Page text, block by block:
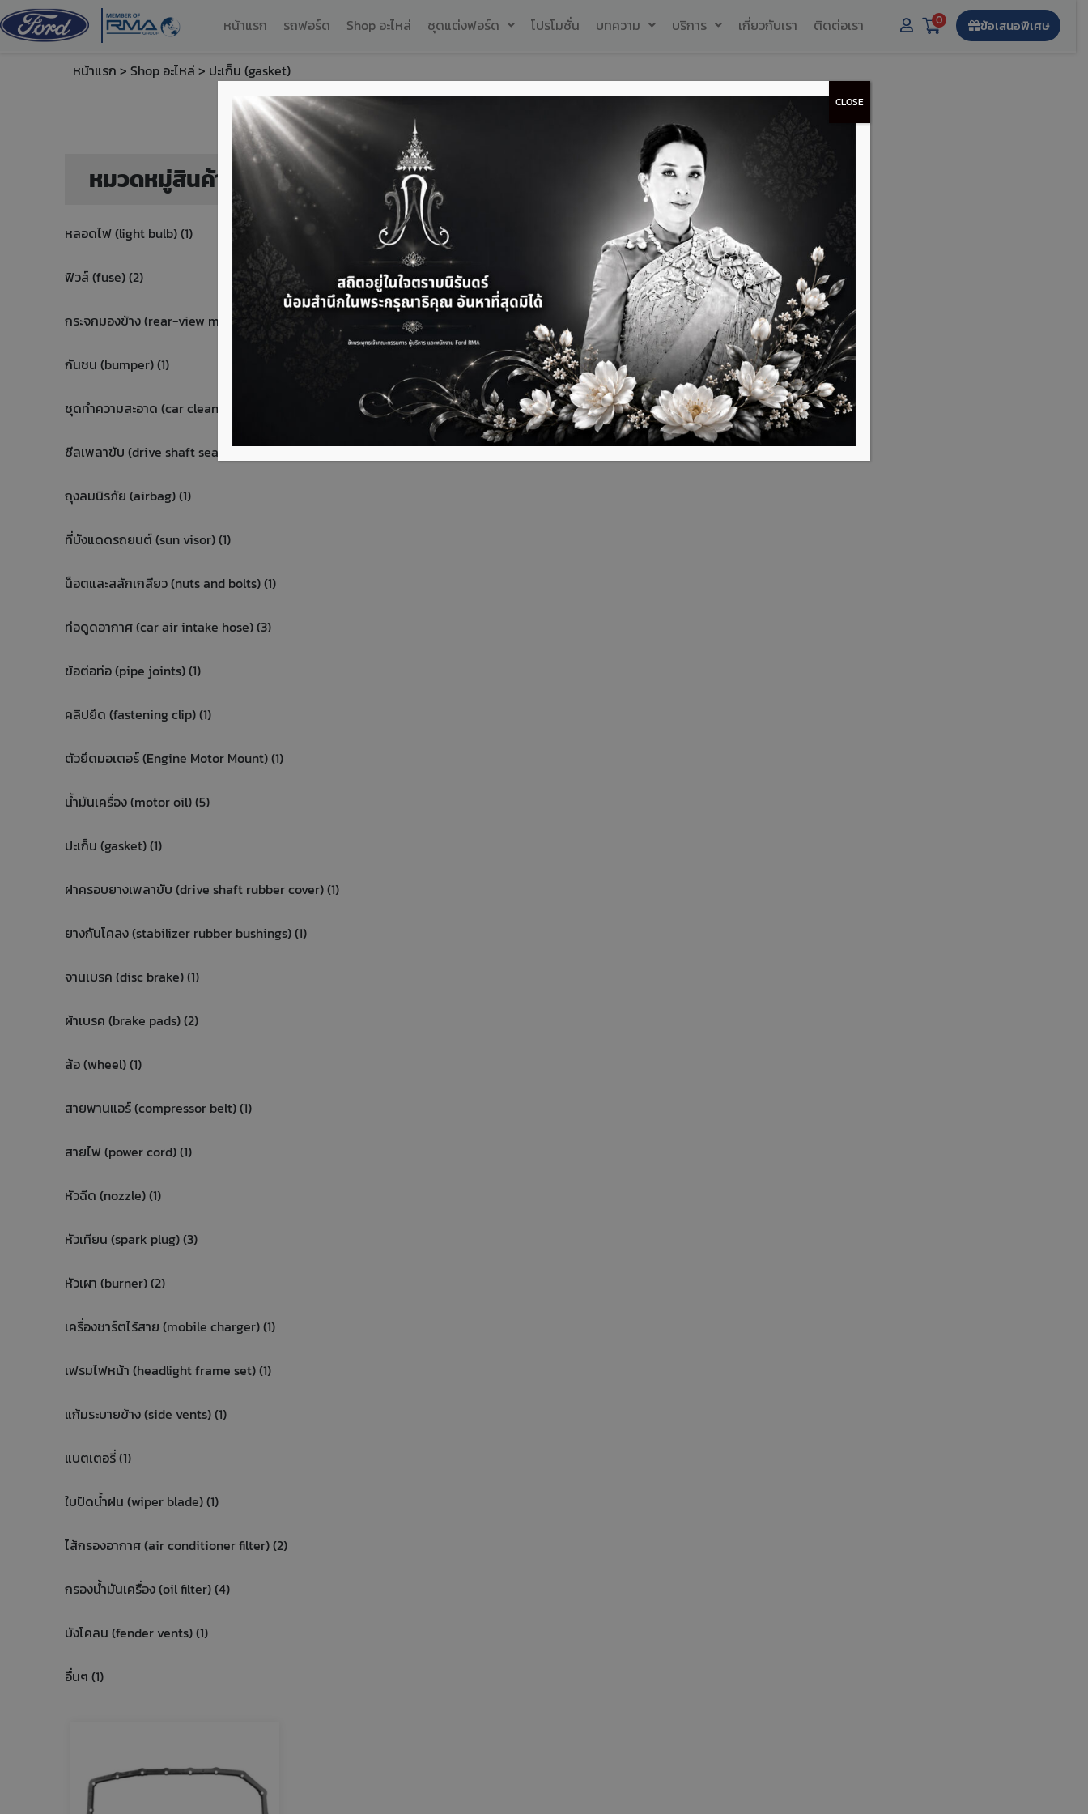
หน้าแรก รถฟอร์ด Shop อะไหล่ ชุดแต่งฟอร์ด โปรโมชั่น บทความ บริการ เกี่ยวกับเรา ติดต่อเรา 0 ข้อเสนอพิเศษ
หน้าแรก > Shop อะไหล่ > ปะเก็น (gasket)
หมวดหมู่สินค้า
หลอดไฟ (light bulb) (1)
ฟิวส์ (fuse) (2)
กระจกมองข้าง (rear-view mirror) (1)
กันชน (bumper) (1)
ชุดทำความสะอาด (car cleaning) (1)
ซีลเพลาขับ (drive shaft seal) (1)
ถุงลมนิรภัย (airbag) (1)
ที่บังแดดรถยนต์ (sun visor) (1)
น็อตและสลักเกลียว (nuts and bolts) (1)
ท่อดูดอากาศ (car air intake hose) (3)
ข้อต่อท่อ (pipe joints) (1)
คลิปยึด (fastening clip) (1)
ตัวยึดมอเตอร์ (Engine Motor Mount) (1)
น้ำมันเครื่อง (motor oil) (5)
ปะเก็น (gasket) (1)
ฝาครอบยางเพลาขับ (drive shaft rubber cover) (1)
ยางกันโคลง (stabilizer rubber bushings) (1)
จานเบรค (disc brake) (1)
ผ้าเบรค (brake pads) (2)
ล้อ (wheel) (1)
สายพานแอร์ (compressor belt) (1)
สายไฟ (power cord) (1)
หัวฉีด (nozzle) (1)
หัวเทียน (spark plug) (3)
หัวเผา (burner) (2)
เครื่องชาร์ตไร้สาย (mobile charger) (1)
เฟรมไฟหน้า (headlight frame set) (1)
แก้มระบายข้าง (side vents) (1)
แบตเตอรี่ (1)
ใบปัดน้ำฝน (wiper blade) (1)
ไส้กรองอากาศ (air conditioner filter) (2)
กรองน้ำมันเครื่อง (oil filter) (4)
บังโคลน (fender vents) (1)
อื่นๆ (1)
CLOSE